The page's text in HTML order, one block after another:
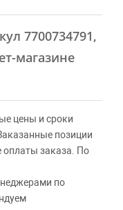
7700734791,
магазине
цены и сроки
позиции
оплаты заказа. По
по